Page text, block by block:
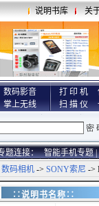
说明书库 关
数码影音
掌上无线
打 印 机
扫 描 仪
题连接： 智能手机专题 |
数码相机 -> SONY索尼 ->
∷说明书名